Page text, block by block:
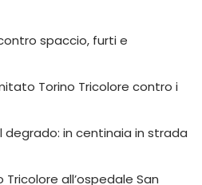
spaccio, furti e
Torino Tricolore contro i
degrado: in centinaia in strada
all’ospedale San